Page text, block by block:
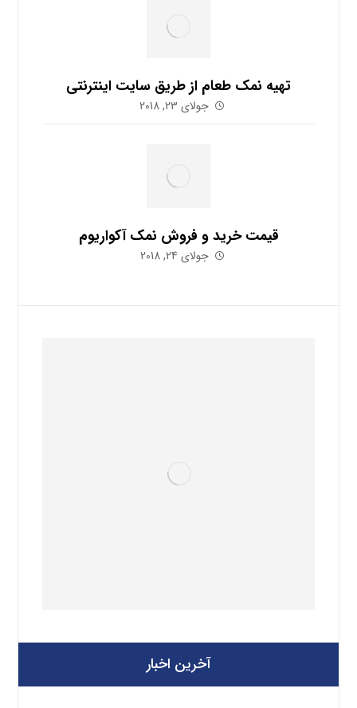
تهیه نمک طعام از طریق سایت اینترنتی
جولای 23, 2018
قیمت خرید و فروش نمک آکواریوم
جولای 24, 2018
آخرین اخبار